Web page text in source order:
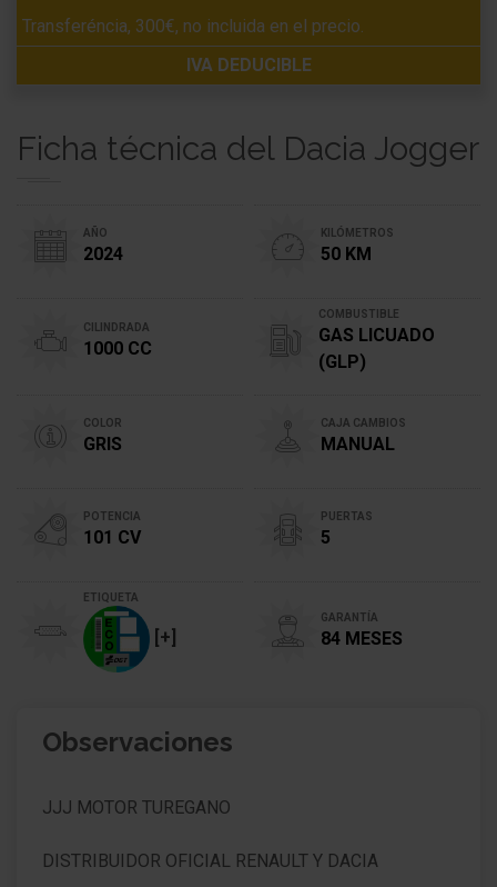
Ficha técnica del Dacia Jogger
AÑO
2024
KILÓMETROS
50 KM
CILINDRADA
1000 CC
COMBUSTIBLE
GAS LICUADO
(GLP)
COLOR
GRIS
CAJA CAMBIOS
MANUAL
POTENCIA
101 CV
PUERTAS
5
ETIQUETA
[+]
GARANTÍA
84 MESES
Observaciones
JJJ MOTOR TUREGANO
DISTRIBUIDOR OFICIAL RENAULT Y DACIA
Transferéncia, 300€, no incluida en el precio.
IVA DEDUCIBLE